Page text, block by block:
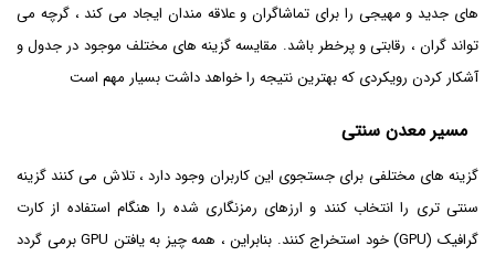
های جدید و مهیجی را برای تماشاگران و علاقه مندان ایجاد می کند ، گرچه می
تواند گران ، رقابتی و پرخطر باشد. مقایسه گزینه های مختلف موجود در جدول و
آشکار کردن رویکردی که بهترین نتیجه را خواهد داشت بسیار مهم است
مسیر معدن سنتی
گزینه های مختلفی برای جستجوی این کاربران وجود دارد ، تلاش می کنند گزینه
سنتی تری را انتخاب کنند و ارزهای رمزنگاری شده را هنگام استفاده از کارت
گرافیک (GPU) خود استخراج کنند. بنابراین ، همه چیز به یافتن GPU برمی گردد